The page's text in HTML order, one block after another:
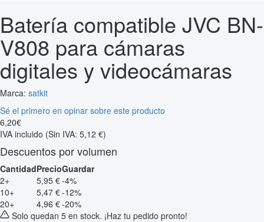
Batería compatible JVC BN-
V808 para cámaras
digitales y videocámaras
Marca: satkit
Sé el primero en opinar sobre este producto
6,20€
IVA incluido (Sin IVA: 5,12 €)
Descuentos por volumen
CantidadPrecioGuardar
2+
5,95 €-4%
10+
5,47 €-12%
20+
4,96 €-20%
Solo quedan 5 en stock. ¡Haz tu pedido pronto!